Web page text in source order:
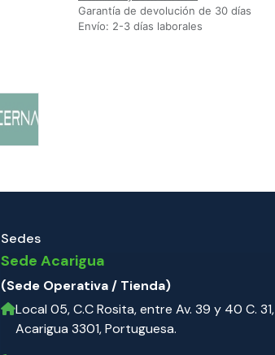
Garantía de devolución de 30 días
Envío: 2-3 días laborales
Sedes
Sede Acarigua
(Sede Operativa / Tienda)
Local 05, C.C Rosita, entre Av. 39 y 40 C. 31,
Acarigua 3301, Portuguesa.